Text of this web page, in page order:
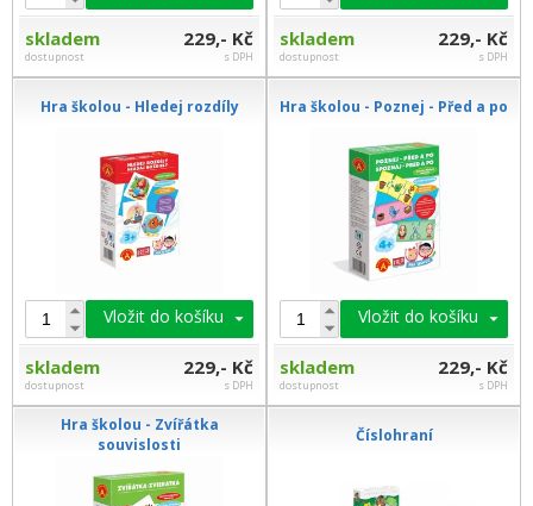
skladem
dostupnost
229,- Kč
s DPH
skladem
dostupnost
229,- Kč
s DPH
Hra školou - Hledej rozdíly
Vložit do košíku
skladem
dostupnost
229,- Kč
s DPH
Hra školou - Poznej - Před a po
Vložit do košíku
skladem
dostupnost
229,- Kč
s DPH
Hra školou - Zvířátka
souvislosti
Číslohraní